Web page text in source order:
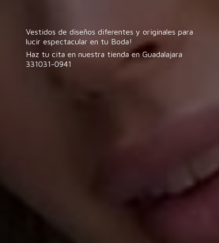
Vestidos de diseños diferentes y originales para
lucir espectacular en tu Boda!
Haz tu cita en nuestra tienda en Guadalajara
331031-0941